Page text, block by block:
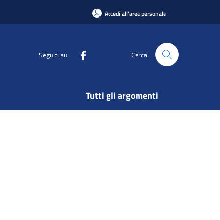
Accedi all'area personale
Seguici su Cerca
Tutti gli argomenti